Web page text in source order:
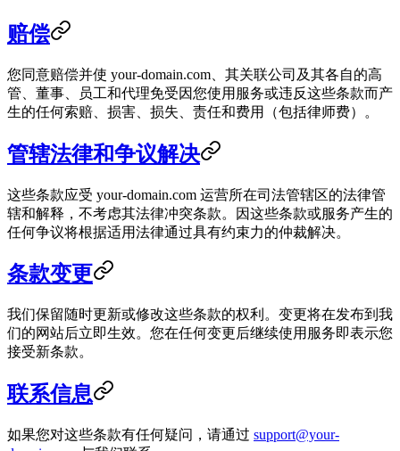
赔偿
您同意赔偿并使 your-domain.com、其关联公司及其各自的高
管、董事、员工和代理免受因您使用服务或违反这些条款而产
生的任何索赔、损害、损失、责任和费用（包括律师费）。
管辖法律和争议解决
这些条款应受 your-domain.com 运营所在司法管辖区的法律管
辖和解释，不考虑其法律冲突条款。因这些条款或服务产生的
任何争议将根据适用法律通过具有约束力的仲裁解决。
条款变更
我们保留随时更新或修改这些条款的权利。变更将在发布到我
们的网站后立即生效。您在任何变更后继续使用服务即表示您
接受新条款。
联系信息
如果您对这些条款有任何疑问，请通过 support@your-